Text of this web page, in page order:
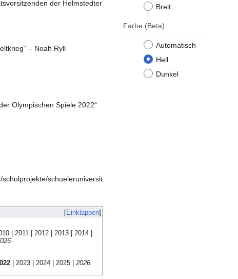
Breit
Farbe (Beta)
Automatisch
Hell
Dunkel
der Helmstedter
– Noah Ryll
Olympischen Spiele 2022“
Einklappen
| 2011 2012| 2013| 2014|
2023 2024 2025 2026